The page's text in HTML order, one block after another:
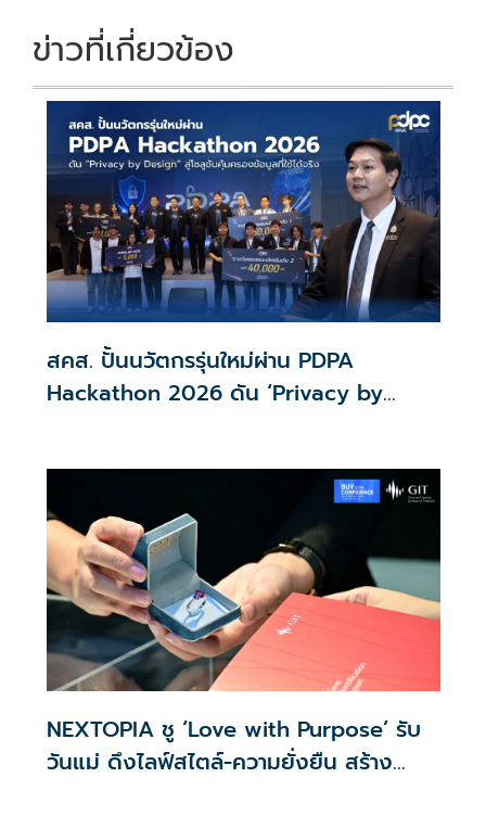
ข่าวที่เกี่ยวข้อง
สคส. ปั้นนวัตกรรุ่นใหม่ผ่าน PDPA
Hackathon 2026 ดัน ‘Privacy by
NEXTOPIA ชู ‘Love with Purpose’ รับ
วันแม่ ดึงไลฟ์สไตล์-ความยั่งยืน สร้าง